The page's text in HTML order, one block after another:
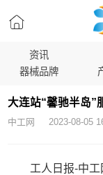
资讯
器械品牌
大连站“馨驰半岛”
中工网 2023-08-05
工人日报-中